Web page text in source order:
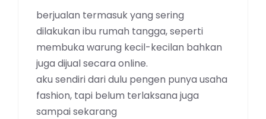
berjualan termasuk yang sering
dilakukan ibu rumah tangga, seperti
membuka warung kecil-kecilan bahkan
juga dijual secara online.
aku sendiri dari dulu pengen punya usaha
fashion, tapi belum terlaksana juga
sampai sekarang